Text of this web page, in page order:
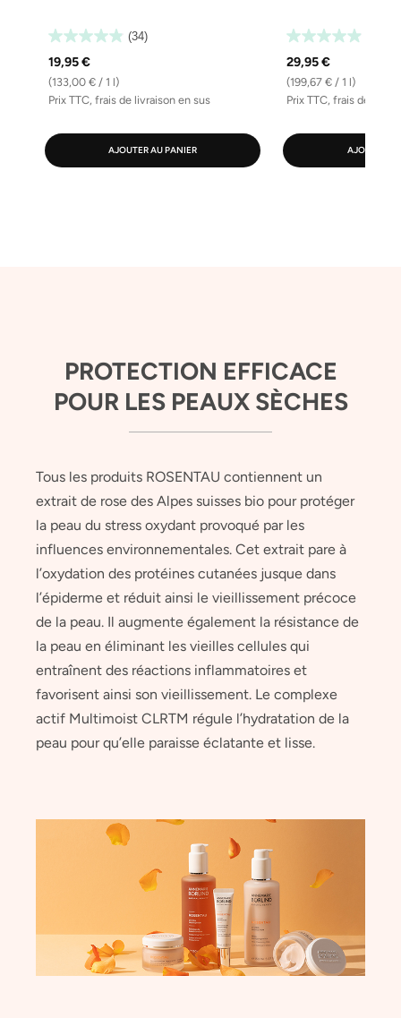
(34)
19,95 €
(133,00 € / 1 l)
Prix TTC, frais de livraison en sus
AJOUTER AU PANIER
29,95 €
(199,67 € / 1 l)
Prix TTC, frais de
AJOUTER
PROTECTION EFFICACE
POUR LES PEAUX SÈCHES
Tous les produits ROSENTAU contiennent un
extrait de rose des Alpes suisses bio pour protéger
la peau du stress oxydant provoqué par les
influences environnementales. Cet extrait pare à
l’oxydation des protéines cutanées jusque dans
l’épiderme et réduit ainsi le vieillissement précoce
de la peau. Il augmente également la résistance de
la peau en éliminant les vieilles cellules qui
entraînent des réactions inflammatoires et
favorisent ainsi son vieillissement. Le complexe
actif Multimoist CLRTM régule l’hydratation de la
peau pour qu’elle paraisse éclatante et lisse.